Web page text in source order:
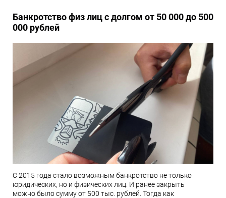
Банкротство физ лиц с долгом от 50 000 до 500
000 рублей
С 2015 года стало возможным банкротство не только
юридических, но и физических лиц. И ранее закрыть
можно было сумму от 500 тыс. рублей. Тогда как